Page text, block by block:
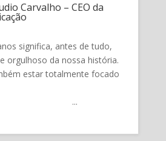
Carvalho – CEO da
significa, antes de tudo,
orgulhoso da nossa história.
estar totalmente focado
frente."